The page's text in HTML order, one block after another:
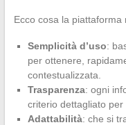
Ecco cosa la piattaforma
Semplicità d’uso:
per ottenere,
contestualizzata.
Trasparenza: ogni
criterio dettagliato per
Adattabilità: che si